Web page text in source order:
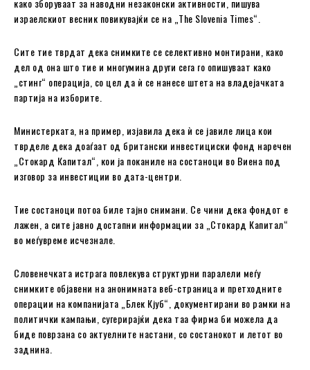
како зборуваат за наводни незаконски активности, пишува
израелскиот весник повикувајќи се на „The Slovenia Times“.
Сите тие тврдат дека снимките се селективно монтирани, како
дел од она што тие и многумина други сега го опишуваат како
„стинг“ операција, со цел да ѝ се нанесе штета на владејачката
партија на изборите.
Министерката, на пример, изјавила дека ѝ се јавиле лица кои
тврделе дека доаѓаат од британски инвестициски фонд наречен
„Стокард Капитал“, кои ја поканиле на состаноци во Виена под
изговор за инвестиции во дата-центри.
Тие состаноци потоа биле тајно снимани. Се чини дека фондот е
лажен, а сите јавно достапни информации за „Стокард Капитал“
во меѓувреме исчезнале.
Словенечката истрага повлекува структурни паралели меѓу
снимките објавени на анонимната веб-страница и претходните
операции на компанијата „Блек Кјуб“, документирани во рамки на
политички кампањи, сугерирајќи дека таа фирма би можела да
биде поврзана со актуелните настани, со состанокот и летот во
заднина.